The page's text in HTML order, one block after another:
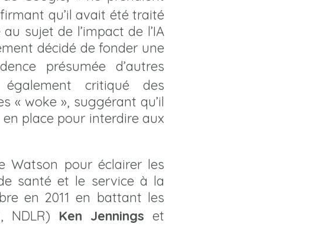
qu’il avait été traité
sujet de l’impact de l’IA
décidé de fonder une
présumée d’autres
critiqué des
« woke », suggérant qu’il
place pour interdire aux
Watson pour éclairer les
santé et le service à la
en 2011 en battant les
NDLR) Ken Jennings et